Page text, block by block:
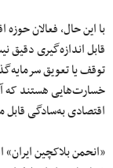
با این حال، فعالان
قابل اندازه‌گیری دقیق
توقف یا تعویق
خسارت‌هایی هستند که
اقتصادی به‌سادگی
«انحمن بلاکچین